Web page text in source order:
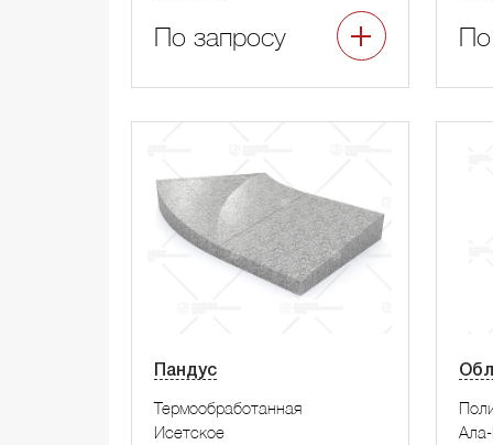
По запросу
Пандус
Термообработанная
Исетское